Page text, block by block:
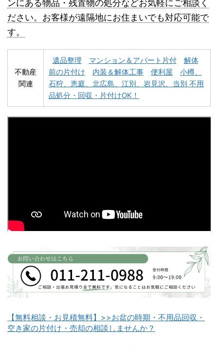
名寄市不用品回収 士別市不用品回収
深川市不用品回収 夕張市不用品回収
白老町不用品回収 長万部町不用品回収
ンにある物品・残置物の処分などお気軽にご相談く
ださい。お客様が遠隔地にお住まいでも対応可能で
す。
不動産
関連
遺品整理 マンション＆アパート片付
解体
前の片付け
内装＆解体工事 便利屋
小樽、
石狩、恵庭、北広島、江別、岩見沢、当別 不用
品処分・回収・片付けOK！
【無料相談・お見積無料】>>お盆の時期・不用品回収・
空き家の片付け・売却の相談しませんか？